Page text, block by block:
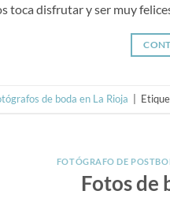
toca disfrutar y ser muy
de boda en La Rioja
FOTÓGRAFO DE
Fotos de